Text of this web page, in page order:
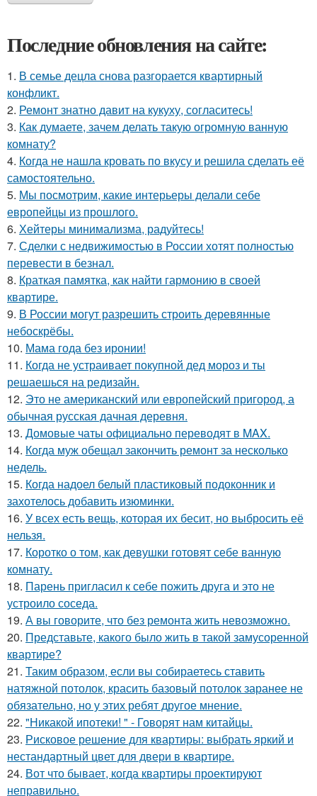
Последние обновления на сайте:
1. В семье децла снова разгорается квартирный
конфликт.
2. Ремонт знатно давит на кукуху, согласитесь!
3. Как думаете, зачем делать такую огромную ванную
комнату?
4. Когда не нашла кровать по вкусу и решила сделать её
самостоятельно.
5. Мы посмотрим, какие интерьеры делали себе
европейцы из прошлого.
6. Хейтеры минимализма, радуйтесь!
7. Сделки с недвижимостью в России хотят полностью
перевести в безнал.
8. Краткая памятка, как найти гармонию в своей
квартире.
9. В России могут разрешить строить деревянные
небоскрёбы.
10. Мама года без иронии!
11. Когда не устраивает покупной дед мороз и ты
решаешься на редизайн.
12. Это не американский или европейский пригород, а
обычная русская дачная деревня.
13. Домовые чаты официально переводят в MAX.
14. Когда муж обещал закончить ремонт за несколько
недель.
15. Когда надоел белый пластиковый подоконник и
захотелось добавить изюминки.
16. У всех есть вещь, которая их бесит, но выбросить её
нельзя.
17. Коротко о том, как девушки готовят себе ванную
комнату.
18. Парень пригласил к себе пожить друга и это не
устроило соседа.
19. А вы говорите, что без ремонта жить невозможно.
20. Представьте, какого было жить в такой замусоренной
квартире?
21. Таким образом, если вы собираетесь ставить
натяжной потолок, красить базовый потолок заранее не
обязательно, но у этих ребят другое мнение.
22. "Никакой ипотеки! " - Говорят нам китайцы.
23. Рисковое решение для квартиры: выбрать яркий и
нестандартный цвет для двери в квартире.
24. Вот что бывает, когда квартиры проектируют
неправильно.